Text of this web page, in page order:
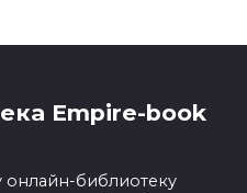
Empire-book
библиотеку